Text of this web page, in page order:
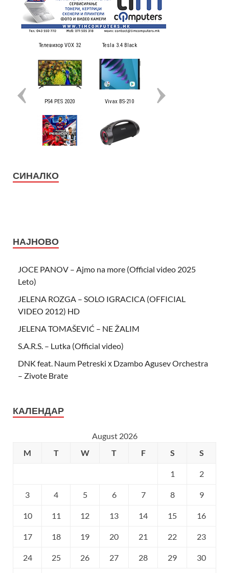
СИНАЛКО
НАЈНОВО
JOCE PANOV – Ajmo na more (Official video 2025
Leto)
JELENA ROZGA – SOLO IGRACICA (OFFICIAL
VIDEO 2012) HD
JELENA TOMAŠEVIĆ – NE ŽALIM
S.A.R.S. – Lutka (Official video)
DNK feat. Naum Petreski х Dzambo Agusev Orchestra
– Zivote Brate
КАЛЕНДАР
August 2026
M
T W T F S S
1 2
3 4 5 6 7 8 9
10 11 12 13 14 15 16
17 18 19 20 21 22 23
24 25 26 27 28 29 30